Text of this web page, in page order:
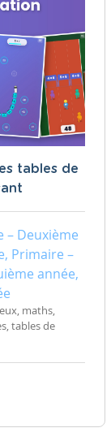
tables de
– Deuxième
Primaire –
année,
maths,
tables de